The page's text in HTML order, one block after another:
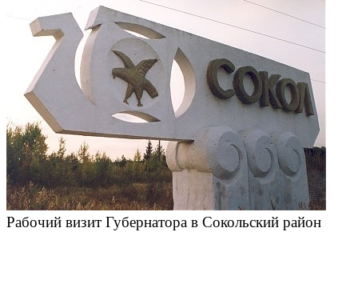
Рабочий визит Губернатора в Сокольский район